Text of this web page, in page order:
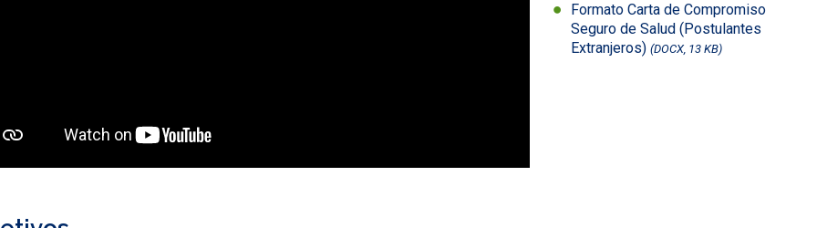
Formato Carta de Compromiso
Seguro de Salud (Postulantes
Extranjeros) (DOCX, 13 KB)